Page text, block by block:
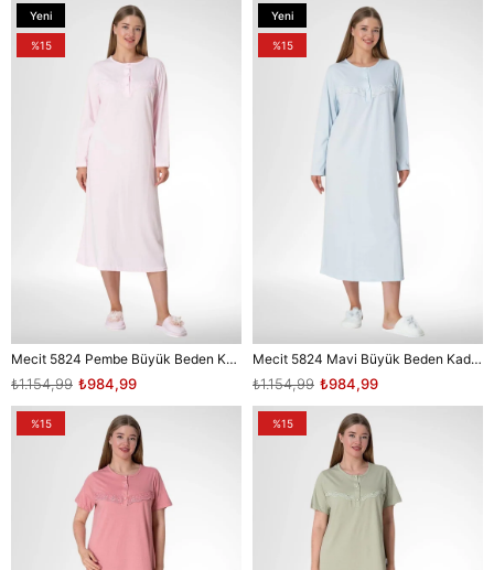
Mecit 5824 Pembe Büyük Beden Kadın Gecelik
₺984,99
₺1.154,99
Yeni
Ürün
%15
Mecit 5824 Mavi Büyük Beden Kadın Gecelik
₺984,99
₺1.154,99
Yeni
Ürün
%15
%15 %15